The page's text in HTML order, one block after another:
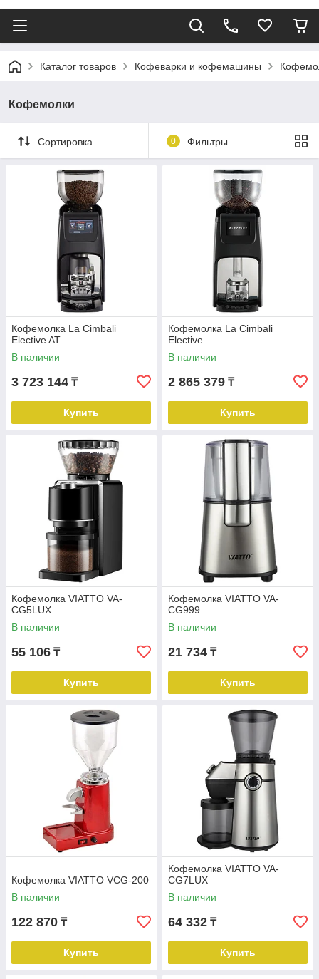
Каталог товаров Кофеварки и кофемашины
Кофемолки
Сортировка 0 Фильтры
Кофемолка La Cimbali
Elective AT
В наличии
3 723 144 ₸
Купить
Кофемолка La Cimbali
Elective
В наличии
2 865 379 ₸
Купить
Кофемолка VIATTO VA-
CG5LUX
В наличии
55 106 ₸
Купить
Кофемолка VIATTO VA-
CG999
В наличии
21 734 ₸
Купить
Кофемолка VIATTO VCG-200
В наличии
122 870 ₸
Купить
Кофемолка VIATTO VA-
CG7LUX
В наличии
64 332 ₸
Купить